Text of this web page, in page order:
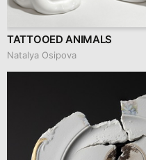
TATTOOED ANIMALS
Natalya Osipova